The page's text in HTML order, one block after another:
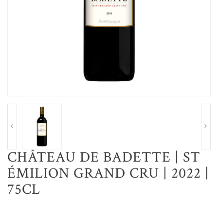
CHÂTEAU DE BADETTE | ST
ÉMILION GRAND CRU | 2022 |
75CL